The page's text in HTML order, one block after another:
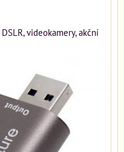
videokamery, akční